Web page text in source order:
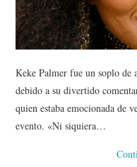
Keke Palmer fue un soplo de
debido a su divertido
quien estaba emocionada de
evento. «Ni siquiera…